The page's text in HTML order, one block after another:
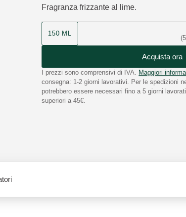
Fragranza frizzante al lime.
150 ML
Acquista ora
I prezzi sono comprensivi di IVA. Maggiori
consegna: 1-2 giorni lavorativi. Per le spedizioni
potrebbero essere necessari fino a 5 giorni
superiori a 45€.